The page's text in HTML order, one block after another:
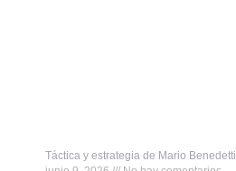
Táctica y estrategia de Mario Benedetti